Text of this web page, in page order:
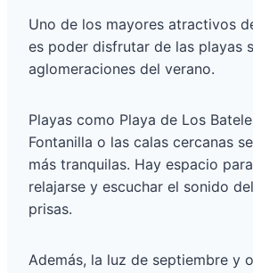
Uno de los mayores atractivos
es poder disfrutar de las playas
aglomeraciones del verano.
Playas como Playa de Los
Fontanilla o las calas cercanas
más tranquilas. Hay espacio
relajarse y escuchar el sonido
prisas.
Además, la luz de septiembre y